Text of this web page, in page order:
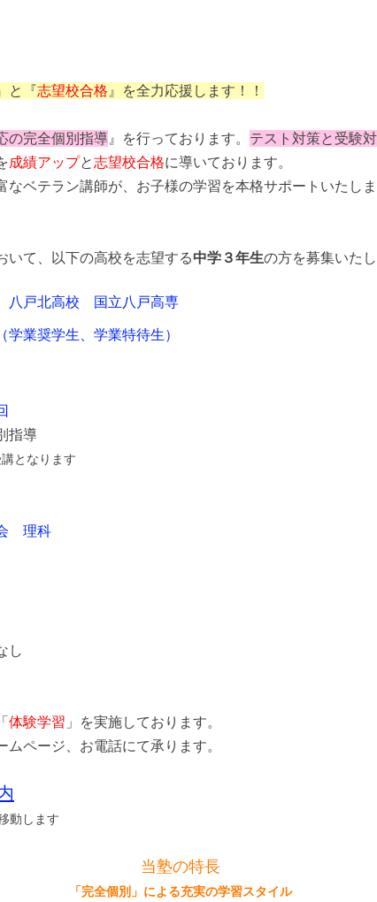
と『志望校合格』を全力応援します！！
の完全個別指導』を行っております。 テスト対策と受験
成績アップと志望校合格に導いております。
なベテラン講師が、お子様の学習を本格サポートいたしま
いて、以下の高校を志望する中学３年生の方を募集いたし
八戸北高校　国立八戸高専
業奨学生、学業特待生）
指導
となります
　理科
し
体験学習 」を実施しております。
ページ、お電話にて承ります。
動します
当塾の特長
「完全個別」による充実の学習スタイル